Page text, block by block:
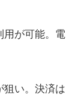
用が可能。電
い。決済は